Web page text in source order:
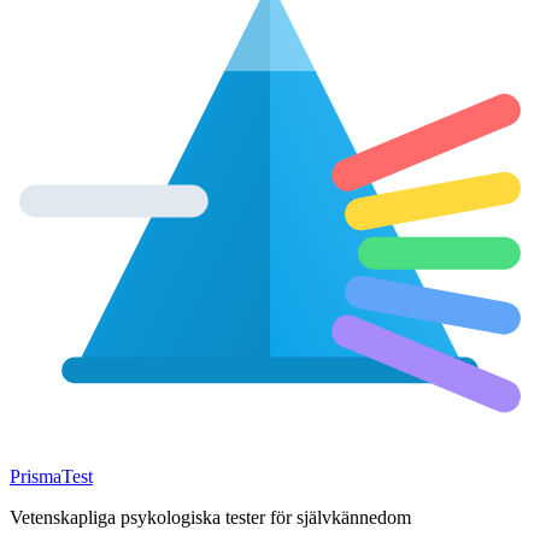
PrismaTest
Vetenskapliga psykologiska tester för självkännedom